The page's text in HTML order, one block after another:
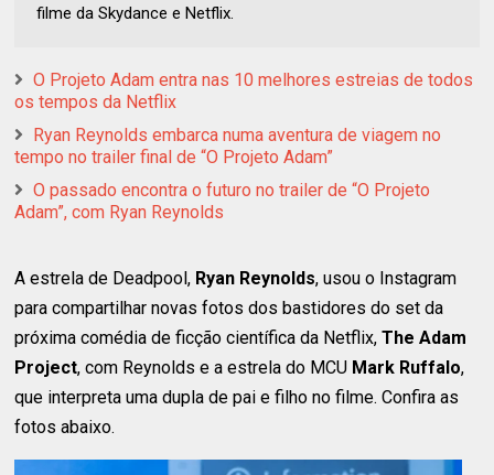
filme da Skydance e Netflix.
O Projeto Adam entra nas 10 melhores estreias de todos
os tempos da Netflix
Ryan Reynolds embarca numa aventura de viagem no
tempo no trailer final de “O Projeto Adam”
O passado encontra o futuro no trailer de “O Projeto
Adam”, com Ryan Reynolds
A estrela de Deadpool, Ryan Reynolds, usou o Instagram
para compartilhar novas fotos dos bastidores do set da
próxima comédia de ficção científica da Netflix,The Adam
Project, com Reynolds e a estrela do MCU Mark Ruffalo,
que interpreta uma dupla de pai e filho no filme. Confira as
fotos abaixo.